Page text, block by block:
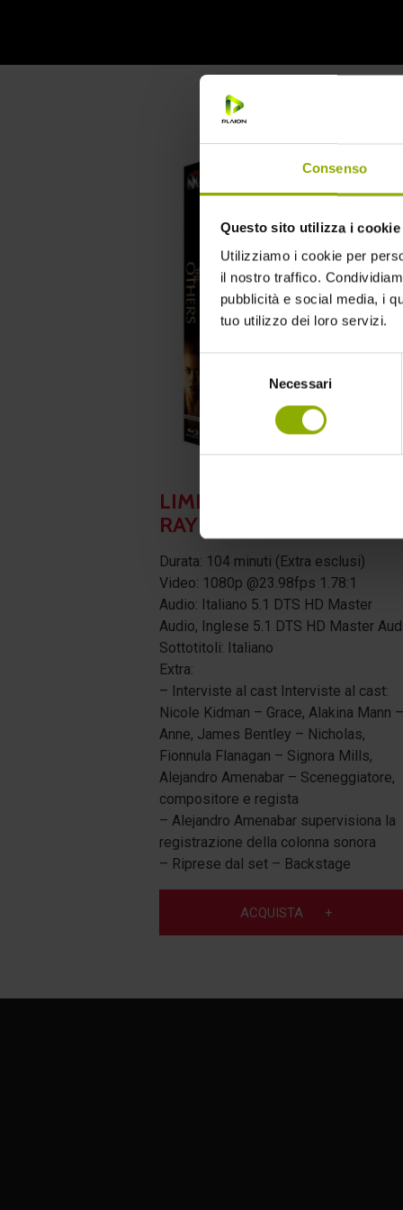
Consenso
Questo sito utilizza i cookie
Utilizziamo i cookie per
il nostro traffico.
pubblicità e social media, i
tuo utilizzo dei loro servizi.
Necessari
LIMITED EDITION BLU-
RAY + BOOKLET
Durata: 104 minuti (Extra esclusi)
Video: 1080p @23.98fps 1.78:1
Audio: Italiano 5.1 DTS HD Master
Audio, Inglese 5.1 DTS HD Master
Sottotitoli: Italiano
Extra:
– Interviste al cast Interviste al cast:
Nicole Kidman – Grace, Alakina Mann –
Anne, James Bentley – Nicholas,
Fionnula Flanagan – Signora Mills,
Alejandro Amenabar – Sceneggiatore,
compositore e regista
– Alejandro Amenabar supervisiona la
registrazione della colonna sonora
– Riprese dal set – Backstage
ACQUISTA +